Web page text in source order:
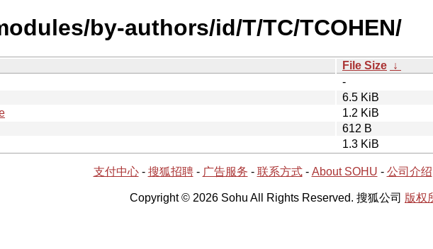
by-authors/id/T/TC/TCOHEN/
File Size ↓
-
6.5 KiB
1.2 KiB
612 B
1.3 KiB
支付中心- 搜狐招聘- 广告服务 - 联系方式- About SOHU - 公司介绍
Copyright © 2026 Sohu All Rights Reserved. 搜狐公司 版权